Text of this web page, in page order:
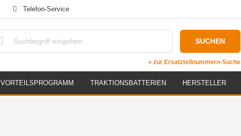
Telefon-Service
SUCHEN
» zur Ersatzteilnummern-Suche
VORTEILSPROGRAMM TRAKTIONSBATTERIEN HERSTELLER